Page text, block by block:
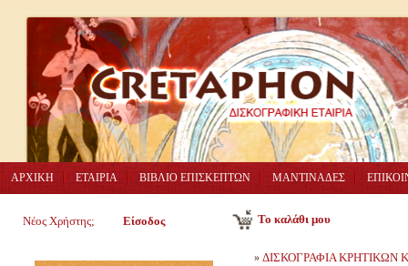
ΑΡΧΙΚΗ ΕΤΑΙΡΙΑ ΒΙΒΛΙΟ ΕΠΙΣΚΕΠΤΩΝ ΜΑΝΤΙΝΑΔΕΣ
Νέος Χρήστης; Είσοδος Το καλάθι μου
» ΔΙΣΚΟΓΡΑΦΙΑ ΚΡΗΤΙΚΩΝ